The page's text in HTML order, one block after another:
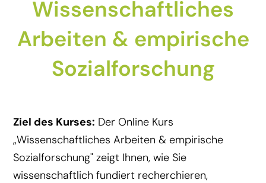
Wissenschaftliches
Arbeiten & empirische
Sozialforschung
Ziel des Kurses: Der Online Kurs
„Wissenschaftliches Arbeiten & empirische
Sozialforschung" zeigt Ihnen, wie Sie
wissenschaftlich fundiert recherchieren,